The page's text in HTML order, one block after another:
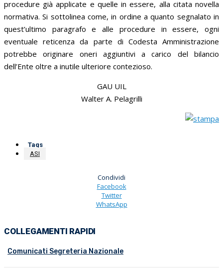
procedure già applicate e quelle in essere, alla citata novella
normativa. Si sottolinea come, in ordine a quanto segnalato in
quest’ultimo paragrafo e alle procedure in essere, ogni
eventuale reticenza da parte di Codesta Amministrazione
potrebbe originare oneri aggiuntivi a carico del bilancio
dell’Ente oltre a inutile ulteriore contezioso.
GAU UIL
Walter A. Pelagrilli
Tags
ASI
Condividi
Facebook
Twitter
WhatsApp
COLLEGAMENTI RAPIDI
Comunicati Segreteria Nazionale